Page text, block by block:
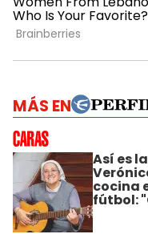
MÁS EN
Así es
cocina
fútbol: